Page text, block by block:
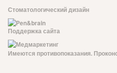
Стоматологический дизайн
Поддержка сайта
Имеются противопоказания.